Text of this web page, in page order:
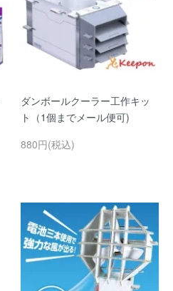
ダンボールクーラー工作キッ
ト（1個までメール便可)
880円(税込)